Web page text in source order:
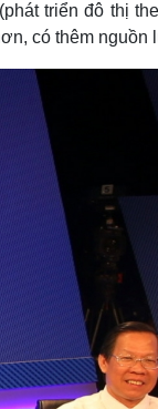
triển đô thị
có thêm nguồn